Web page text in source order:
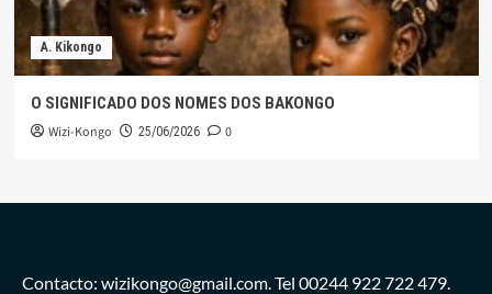
A. Kikongo
O SIGNIFICADO DOS NOMES DOS BAKONGO
Wizi-Kongo 25/06/2026 0
Contacto: wizikongo@gmail.com. Tel 00244 922 722 479.